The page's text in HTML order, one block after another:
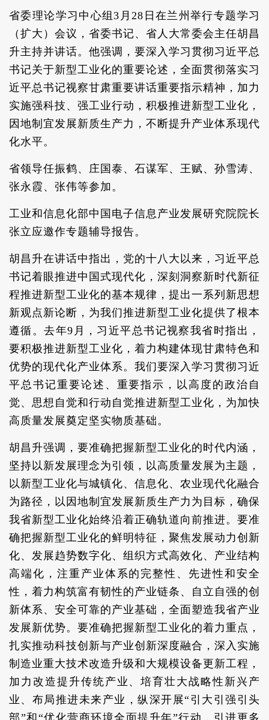
省委理论学习中心组3月28日在兰州举行专题学习
（扩大）会议，省委书记、省人大常委会主任胡昌
升主持并讲话。他强调，要深入学习贯彻习近平总
书记关于新型工业化的重要论述，全面贯彻落实习
近平总书记视察甘肃重要讲话重要指示精神，加力
实施强科技、强工业行动，积极推进新型工业化，
因地制宜发展新质生产力，不断提升产业体系现代
化水平。
省领导任振鹤、庄国泰、石谋军、王赋、孙雪涛、
张永霞、张伟等参加。
工业和信息化部中国电子信息产业发展研究院院长
张立应邀作专题辅导报告。
胡昌升在讲话中指出，党的十八大以来，习近平总
书记着眼推进中国式现代化，深刻洞察新时代新征
程推进新型工业化的基本规律，提出一系列新思想
新观点新论断，为我们推进新型工业化提供了根本
遵循。去年9月，习近平总书记视察我省时指出，
要积极推进新型工业化，着力构建体现甘肃特色和
优势的现代化产业体系。我们要深入学习贯彻习近
平总书记重要论述、重要指示，以高度的政治自
觉、思想自觉和行动自觉推进新型工业化，为加快
高质量发展奠定坚实物质基础。
胡昌升强调，要准确把握新型工业化的时代内涵，
坚持以新发展理念为引领，以高质量发展为主题，
以新型工业化与城镇化、信息化、农业现代化融合
为路径，以因地制宜发展新质生产力为目标，确保
我省新型工业化始终沿着正确轨道向前推进。要准
确把握新型工业化的鲜明特征，聚焦发展动力创新
化、发展趋势数字化、组织方式高效化、产业结构
高端化，注重产业体系的完整性、先进性和安全
性，着力构筑富有韧性的产业链条、自立自强的创
新体系、安全可靠的产业基础，全面塑造我省产业
发展新优势。要准确把握新型工业化的着力重点，
扎实推动科技创新与产业创新深度融合，深入实施
制造业重大技术改造升级和大规模设备更新工程，
加力改造提升传统产业、培育壮大战略性新兴产
业、布局推进未来产业，纵深开展“引大引强引头
部”和“优化营商环境全面提升年”行动，引进更多